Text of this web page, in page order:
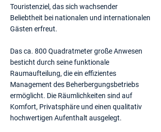
Touristenziel, das sich wachsender
Beliebtheit bei nationalen und internationalen
Gästen erfreut.
Das ca. 800 Quadratmeter große Anwesen
besticht durch seine funktionale
Raumaufteilung, die ein effizientes
Management des Beherbergungsbetriebs
ermöglicht. Die Räumlichkeiten sind auf
Komfort, Privatsphäre und einen qualitativ
hochwertigen Aufenthalt ausgelegt.